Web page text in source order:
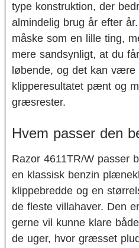
type konstruktion, der
almindelig brug år efter
måske som en lille ting,
mere sandsynligt, at du
løbende, og det kan være
klipperesultatet pænt og
græsrester.
Hvem passer den
Razor 4611TR/W passer
en klassisk benzin
klippebredde og en
de fleste villahaver. Den
gerne vil kunne klare
de uger, hvor græsset